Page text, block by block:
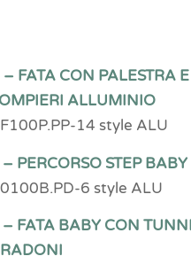
– FATA CON PALESTRA
ALLUMINIO
14 style ALU
– PERCORSO STEP
6 style ALU
– FATA BABY CON